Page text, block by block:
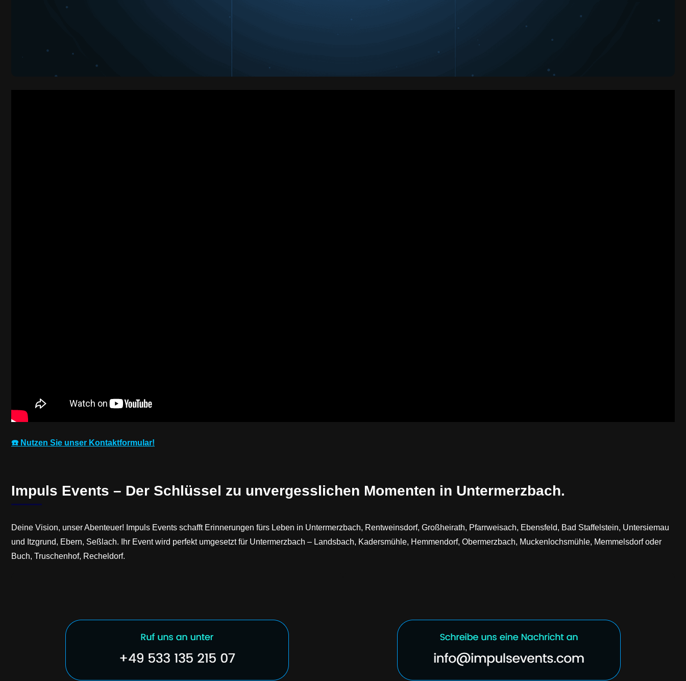
☎️ Nutzen Sie unser Kontaktformular!
Impuls Events – Der Schlüssel zu unvergesslichen Momenten in Untermerzbach.
Deine Vision, unser Abenteuer! Impuls Events schafft Erinnerungen fürs Leben in Untermerzbach, Rentweinsdorf, Großheirath, Pfarrweisach, Ebensfeld, Bad Staffelstein, Untersiemau
und Itzgrund, Ebern, Seßlach. Ihr Event wird perfekt umgesetzt für Untermerzbach – Landsbach, Kadersmühle, Hemmendorf, Obermerzbach, Muckenlochsmühle, Memmelsdorf oder
Buch, Truschenhof, Recheldorf.